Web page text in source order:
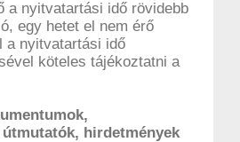
a nyitvatartási idő rövidebb
egy hetet el nem érő
a nyitvatartási idő
köteles tájékoztatni a
hirdetmények